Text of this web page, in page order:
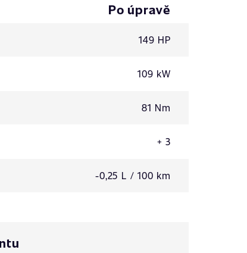
Po úpravě
149 HP
109 kW
81 Nm
+ 3
-0,25 L / 100 km